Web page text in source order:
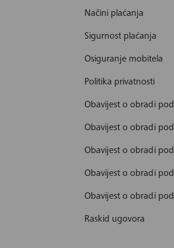
Načini plaćanja
Sigurnost plaćanja
Osiguranje mobitela
Politika privatnosti
Obavijest o obradi
Obavijest o obradi
Obavijest o obradi
Obavijest o obradi
Obavijest o obradi
Raskid ugovora